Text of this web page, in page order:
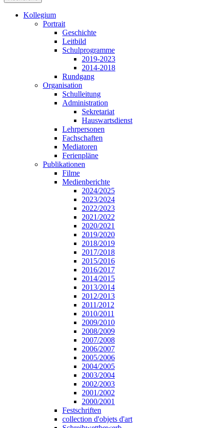
Kollegium
Portrait
Geschichte
Leitbild
Schulprogramme
2019-2023
2014-2018
Rundgang
Organisation
Schulleitung
Administration
Sekretariat
Hauswartsdienst
Lehrpersonen
Fachschaften
Mediatoren
Ferienpläne
Publikationen
Filme
Medienberichte
2024/2025
2023/2024
2022/2023
2021/2022
2020/2021
2019/2020
2018/2019
2017/2018
2015/2016
2016/2017
2014/2015
2013/2014
2012/2013
2011/2012
2010/2011
2009/2010
2008/2009
2007/2008
2006/2007
2005/2006
2004/2005
2003/2004
2002/2003
2001/2002
2000/2001
Festschriften
collection d'objets d'art